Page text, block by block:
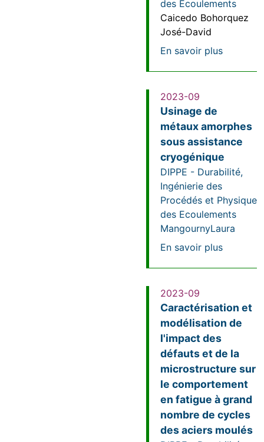
des Ecoulements
Caicedo Bohorquez
José-David
En savoir plussur
2023-09
Usinage de
métaux amorphes
sous assistance
cryogénique
DIPPE - Durabilité,
Ingénierie des
Procédés et Physique
des Ecoulements
MangournyLaura
En savoir plussur
2023-09
Caractérisation et
modélisation de
l'impact des
défauts et de la
microstructure sur
le comportement
en fatigue à grand
nombre de cycles
des aciers moulés